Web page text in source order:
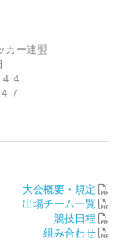
カー連盟
４
７
大会概要・規定
出場チーム一覧
競技日程
組み合わせ